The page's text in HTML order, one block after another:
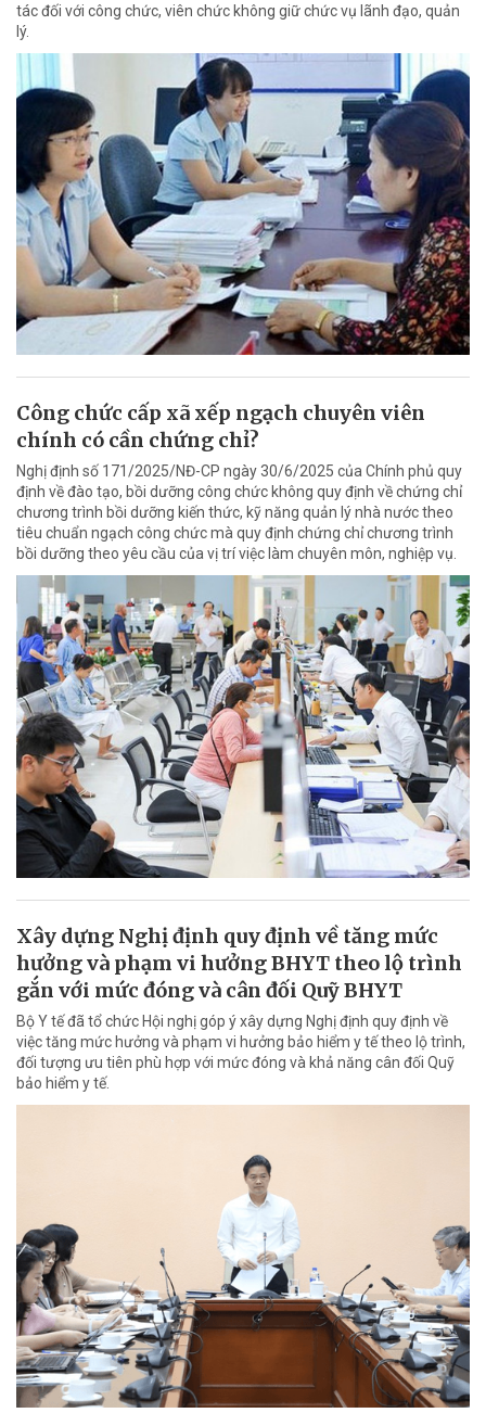
tác đối với công chức, viên chức không giữ chức vụ lãnh đạo, quản
lý.
Công chức cấp xã xếp ngạch chuyên viên
chính có cần chứng chỉ?
Nghị định số 171/2025/NĐ-CP ngày 30/6/2025 của Chính phủ quy
định về đào tạo, bồi dưỡng công chức không quy định về chứng chỉ
chương trình bồi dưỡng kiến thức, kỹ năng quản lý nhà nước theo
tiêu chuẩn ngạch công chức mà quy định chứng chỉ chương trình
bồi dưỡng theo yêu cầu của vị trí việc làm chuyên môn, nghiệp vụ.
Xây dựng Nghị định quy định về tăng mức
hưởng và phạm vi hưởng BHYT theo lộ trình
gắn với mức đóng và cân đối Quỹ BHYT
Bộ Y tế đã tổ chức Hội nghị góp ý xây dựng Nghị định quy định về
việc tăng mức hưởng và phạm vi hưởng bảo hiểm y tế theo lộ trình,
đối tượng ưu tiên phù hợp với mức đóng và khả năng cân đối Quỹ
bảo hiểm y tế.